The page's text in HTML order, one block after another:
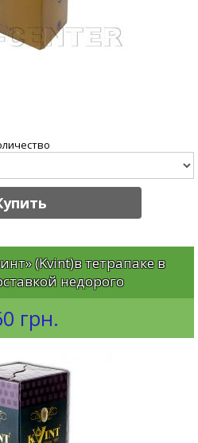
(Kvint)в тетрапаке в
недорого
грн.